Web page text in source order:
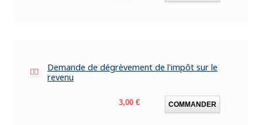
Demande de dégrèvement de l'impôt sur le
revenu
Prix
3,00 € COMMANDER